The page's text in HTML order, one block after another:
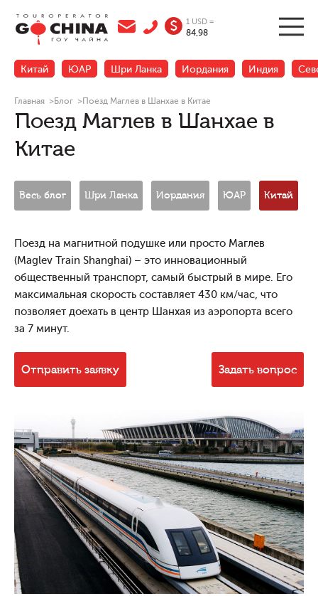
$ 1 USD =
84,98
Китай ЮАР Шри Ланка Иордания Индия
Главная >Блог >Поезд Маглев в Шанхае в Китае
Поезд Маглев в Шанхае в
Китае
Весь блог Шри Ланка Иордания ЮАР Китай
Поезд на магнитной подушке или просто Маглев
(Maglev Train Shanghai) – это инновационный
общественный транспорт, самый быстрый в мире. Его
максимальная скорость составляет 430 км/час, что
позволяет доехать в центр Шанхая из аэропорта всего
за 7 минут.
Отправить заявку Задать вопрос